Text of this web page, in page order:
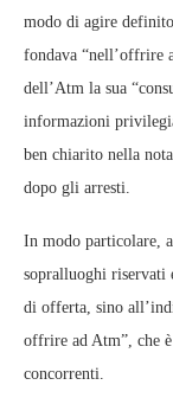
modo di agire
fondava “nell’offrire
dell’Atm la sua
informazioni
ben chiarito nella
dopo gli arresti.
In modo particolare,
sopralluoghi riservati
di offerta, sino
offrire ad Atm”, che
concorrenti.